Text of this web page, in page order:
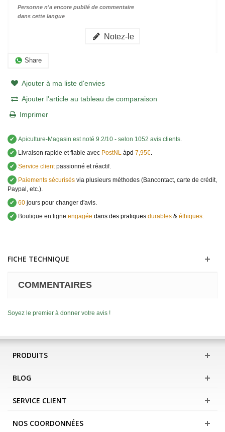
Personne n'a encore publié de commentaire
dans cette langue
Notez-le
Share
Ajouter à ma liste d'envies
Ajouter l'article au tableau de comparaison
Imprimer
✔ Apiculture-Magasin est noté 9.2/10 - selon 1052 avis clients
✔
Livraison rapide et fiable avec PostNL àpd 7,95€
✔ Service clientpassionné et réactif.
✔
Paiements sécurisés via plusieurs méthodes (Bancontact, carte de crédit,
Paypal, etc.).
✔ 60 jours pour changer d'avis.
✔
Boutique en ligne engagée dans des pratiques durables & éthiques
FICHE TECHNIQUE
COMMENTAIRES
Soyez le premier à donner votre avis !
PRODUITS
BLOG
SERVICE CLIENT
NOS COORDONNÉES